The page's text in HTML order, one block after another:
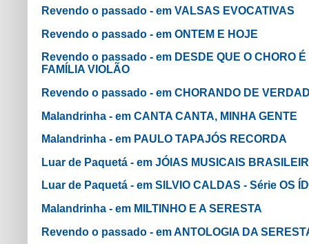
Revendo o passado - em VALSAS EVOCATIVAS
Revendo o passado - em ONTEM E HOJE
Revendo o passado - em DESDE QUE O CHORO
FAMÍLIA VIOLÃO
Revendo o passado - em CHORANDO DE
Malandrinha - em CANTA CANTA, MINHA GENTE
Malandrinha - em PAULO TAPAJÓS RECORDA
Luar de Paquetá - em JÓIAS MUSICAIS
Luar de Paquetá - em SILVIO CALDAS - Série OS
Malandrinha - em MILTINHO E A SERESTA
Revendo o passado - em ANTOLOGIA DA